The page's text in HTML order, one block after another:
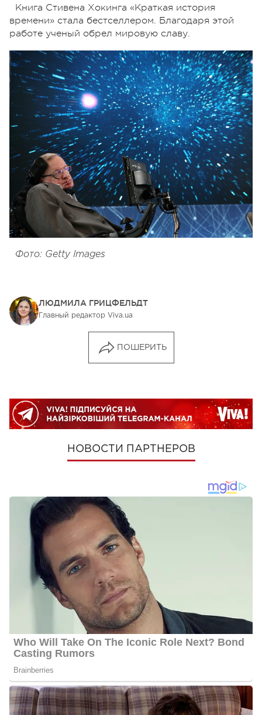
Книга Стивена Хокинга «Краткая история
времени» стала бестселлером. Благодаря этой
работе ученый обрел мировую славу.
Фото: Getty Images
ЛЮДМИЛА ГРИЦФЕЛЬДТ
Главный редактор Viva.ua
ПОШЕРИТЬ
НОВОСТИ ПАРТНЕРОВ